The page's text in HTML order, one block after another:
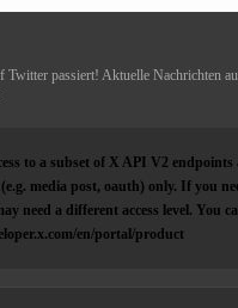
Twitter passiert! Aktuelle Nachrichten
to a subset of X API V2 endpoints
media post, oauth) only. If you
need a different access level. You
en/portal/product